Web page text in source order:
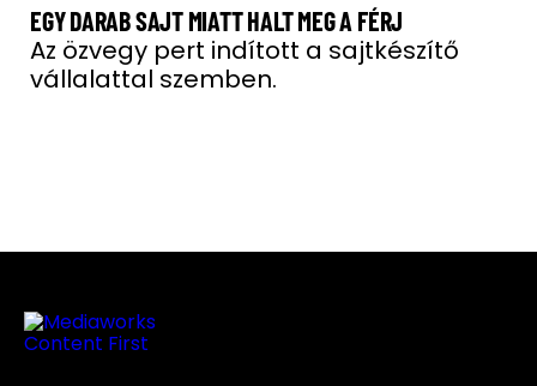
EGY DARAB SAJT MIATT HALT MEG A FÉRJ
Az özvegy pert indított a sajtkészítő
vállalattal szemben.